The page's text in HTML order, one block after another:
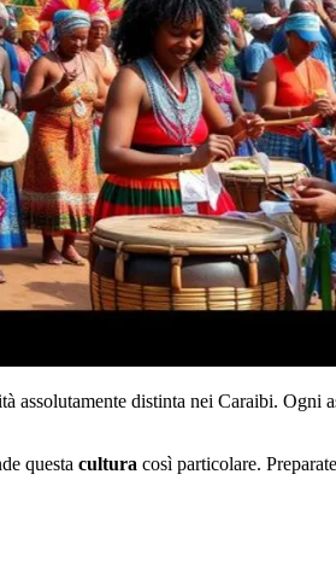
assolutamente distinta nei Caraibi. Ogni
questa cultura così particolare.